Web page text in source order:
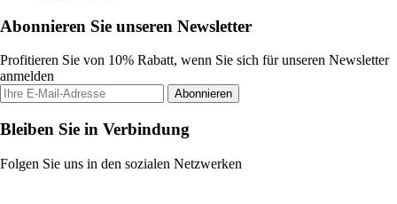
Abonnieren Sie unseren Newsletter
Profitieren Sie von 10% Rabatt, wenn Sie sich für unseren Newsletter
anmelden
Abonnieren
Bleiben Sie in Verbindung
Folgen Sie uns in den sozialen Netzwerken